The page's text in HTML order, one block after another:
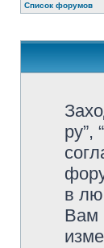
Список форумов
ру”,
в
Вам